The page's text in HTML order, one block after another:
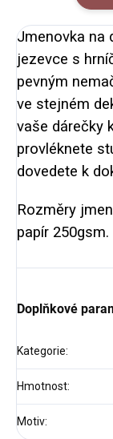
Jmenovka na
jezevce s
pevným
ve stejném
vaše dárečky
provléknete
dovedete k
Rozměry
papír 250gsm.
Doplňkové
Kategorie:
Hmotnost:
Motiv: